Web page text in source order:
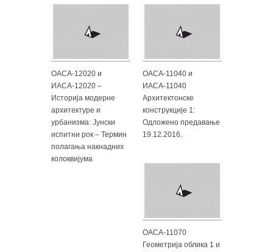
ОАСА-12020 и
ИАСА-12020 –
Историја модерне
архитектуре и
урбанизма: Јунски
испитни рок – Термин
полагања накнадних
колоквијума
ОАСА-11040 и
ИАСА-11040
Архитектонске
конструкције 1:
Одложено предавање
19.12.2016.
ОАСА-11070
Геометрија облика 1 и